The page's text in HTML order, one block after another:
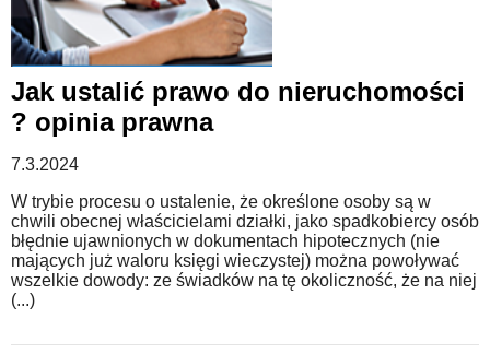
Jak ustalić prawo do nieruchomości
? opinia prawna
7.3.2024
W trybie procesu o ustalenie, że określone osoby są w
chwili obecnej właścicielami działki, jako spadkobiercy osób
błędnie ujawnionych w dokumentach hipotecznych (nie
mających już waloru księgi wieczystej) można powoływać
wszelkie dowody: ze świadków na tę okoliczność, że na niej
(...)